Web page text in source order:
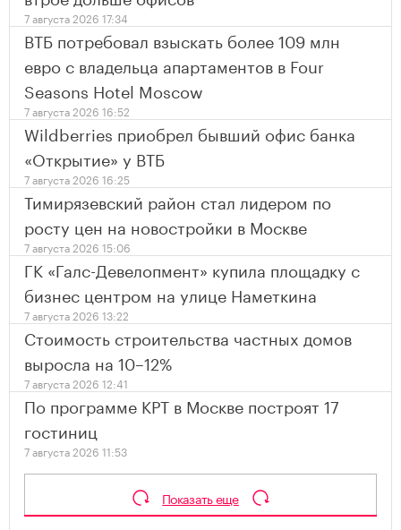
7 августа 2026 17:34
ВТБ потребовал взыскать более 109 млн
евро с владельца апартаментов в Four
Seasons Hotel Moscow
7 августа 2026 16:52
Wildberries приобрел бывший офис банка
«Открытие» у ВТБ
7 августа 2026 16:25
Тимирязевский район стал лидером по
росту цен на новостройки в Москве
7 августа 2026 15:06
ГК «Галс-Девелопмент» купила площадку с
бизнес центром на улице Наметкина
7 августа 2026 13:22
Стоимость строительства частных домов
выросла на 10–12%
7 августа 2026 12:41
По программе КРТ в Москве построят 17
гостиниц
7 августа 2026 11:53
Показать еще